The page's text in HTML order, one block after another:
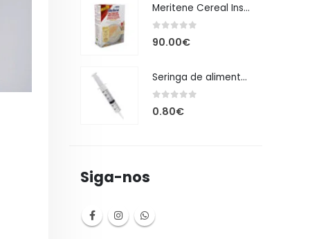
Meritene Cereal Instant Creme de Arroz 6x440g
90.00€
Seringa de alimentação 50ml
0.80€
Siga-nos